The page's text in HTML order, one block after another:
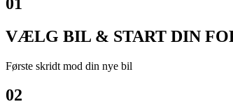
VÆLG BIL & START DIN
Første skridt mod din nye bil
02